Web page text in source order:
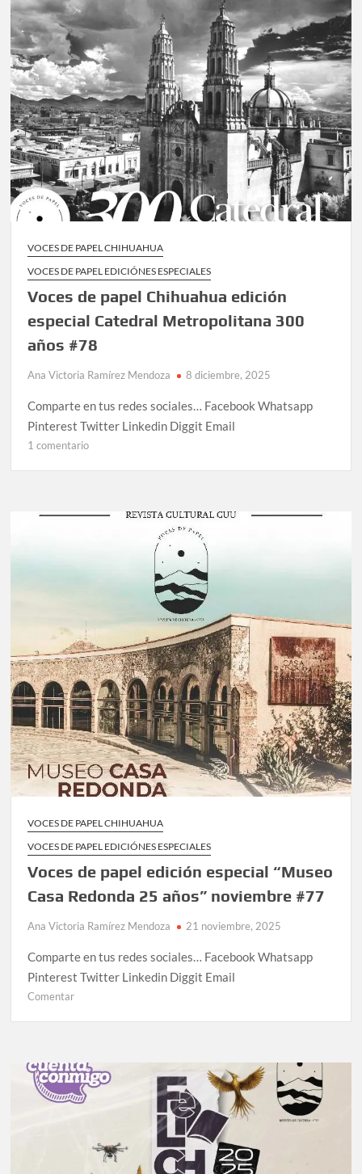
VOCES DE PAPEL CHIHUAHUA
VOCES DE PAPEL EDICIÓNES ESPECIALES
Voces de papel Chihuahua edición
especial Catedral Metropolitana 300
años #78
Ana Victoria Ramírez Mendoza 8 diciembre, 2025
Comparte en tus redes sociales… Facebook Whatsapp
Pinterest Twitter Linkedin Diggit Email
1 comentario
VOCES DE PAPEL CHIHUAHUA
VOCES DE PAPEL EDICIÓNES ESPECIALES
Voces de papel edición especial “Museo
Casa Redonda 25 años” noviembre #77
Ana Victoria Ramírez Mendoza 21 noviembre, 2025
Comparte en tus redes sociales… Facebook Whatsapp
Pinterest Twitter Linkedin Diggit Email
Comentar